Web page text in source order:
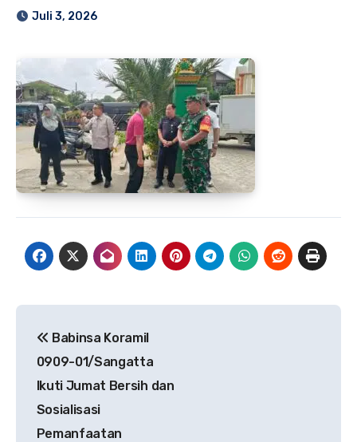
Juli 3, 2026
pos
Babinsa Koramil
0909-01/Sangatta
Ikuti Jumat Bersih dan
Sosialisasi
Pemanfaatan